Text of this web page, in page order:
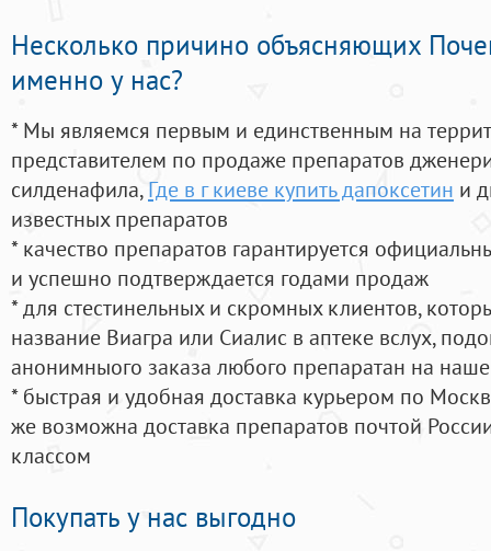
Несколько причино объясняющих
именно у нас?
* Мы являемся первым и единственным на
представителем по продаже препаратов
силденафила, Где в г киеве купить дапоксетин и
известных препаратов
* качество препаратов гарантируется
и успешно подтверждается годами продаж
* для стестинельных и скромных клиентов,
название Виагра или Сиалис в аптеке вслух,
анонимныого заказа любого препаратан на
* быстрая и удобная доставка курьером по
же возможна доставка препаратов почтой
классом
Покупать у нас выгодно